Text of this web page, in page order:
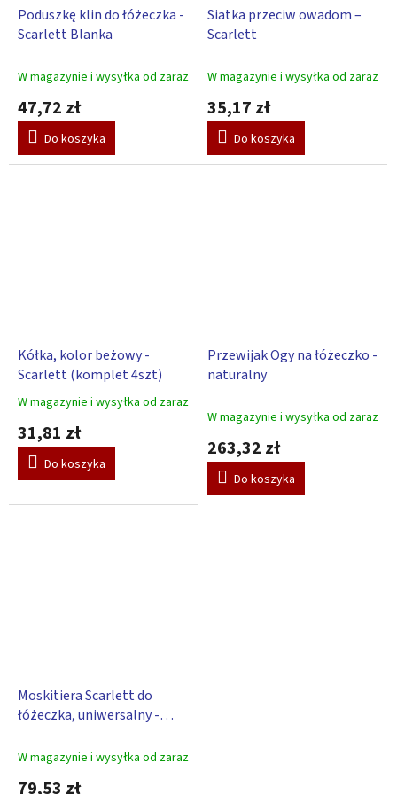
Poduszkę klin do łóżeczka -
Scarlett Blanka
W magazynie i wysyłka od zaraz
47,72 zł
Do koszyka
Siatka przeciw owadom –
Scarlett
W magazynie i wysyłka od zaraz
35,17 zł
Do koszyka
Kółka, kolor beżowy -
Scarlett (komplet 4szt)
Średnia
produktu
wynosi
3,0
5
W magazynie i wysyłka od zaraz
31,81 zł
Do koszyka
Przewijak Ogy na łóżeczko -
naturalny
W magazynie i wysyłka od zaraz
263,32 zł
Do koszyka
Moskitiera Scarlett do
łóżeczka, uniwersalny -
W magazynie i wysyłka od zaraz
79,53 zł